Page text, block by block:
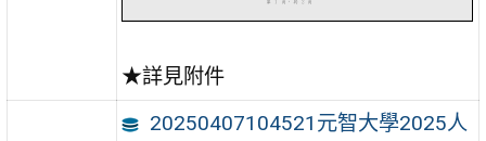
★詳見附件
20250407104521元智大學2025人